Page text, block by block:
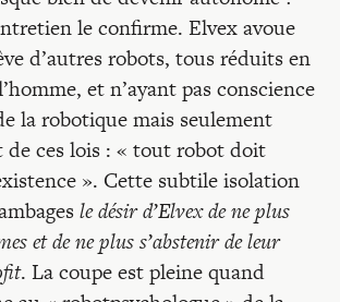
le confirme. Elvex avoue
d’autres robots, tous réduits en
et n’ayant pas conscience
la robotique mais seulement
de ces lois : « tout robot doit
». Cette subtile isolation
le désir d’Elvex de ne plus
et de ne plus s’abstenir de leur
. La coupe est pleine quand